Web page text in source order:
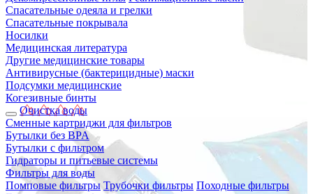
Спасательные одеяла и грелки
Спасательные покрывала
Носилки
Медицинская литература
Другие медицинские товары
Антивирусные (бактерицидные) маски
Подсумки медицинские
Когезивные бинты
Очистка воды
Сменные картриджи для фильтров
Бутылки без BPA
Бутылки с фильтром
Гидраторы и питьевые системы
Фильтры для воды
Помповые фильтры Трубочки фильтры Походные фильтры